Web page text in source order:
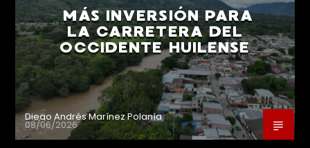
MÁS INVERSIÓN PARA
LA CARRETERA DEL
OCCIDENTE HUILENSE
Diego Andrés Marínez Polanía
08/06/2026